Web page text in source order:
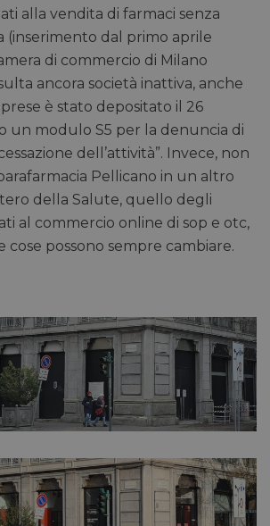
alla vendita di farmaci senza
(inserimento dal primo aprile
di commercio di Milano
ancora società inattiva, anche
è stato depositato il 26
un modulo S5 per la denuncia di
dell’attività”. Invece, non
Pellicano in un altro
della Salute, quello degli
al commercio online di sop e otc,
cose possono sempre cambiare.